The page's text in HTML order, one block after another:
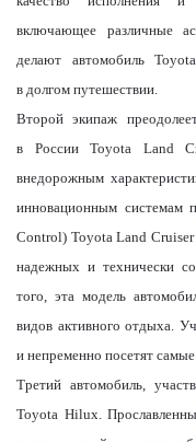
включающее различные
делают автомобильToyota
в долгом путешествии.
Второй экипаж
в РоссииToyota Land
внедорожным
инновационным системам
Control) Toyota Land
надежных и технически
того, эта модель
видов активного отдыха.
и непременно посетят
Третий автомобиль,
Toyota Hilux.